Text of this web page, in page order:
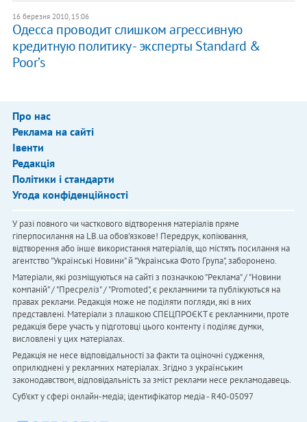
16 березня 2010, 15:06
Одесса проводит слишком агрессивную
кредитную политику - эксперты Standard &
Poor’s
Про нас
Реклама на сайті
Івенти
Редакція
Політики і стандарти
Угода конфіденційності
У разі повного чи часткового відтворення матеріалів пряме
гіперпосилання на LB.ua обов'язкове! Передрук, копіювання,
відтворення або інше використання матеріалів, що містять посилання на
агентство "Українськi Новини" й "Українська Фото Група", заборонено.
Матеріали, які розміщуються на сайті з позначкою "Реклама" / "Новини
компаній" / "Пресреліз" / "Promoted", є рекламними та публікуються на
правах реклами. Редакція може не поділяти погляди, які в них
представлені. Матеріали з плашкою СПЕЦПРОЄКТ є рекламними, проте
редакція бере участь у підготовці цього контенту і поділяє думки,
висловлені у цих матеріалах.
Редакція не несе відповідальності за факти та оціночні судження,
оприлюднені у рекламних матеріалах. Згідно з українським
законодавством, відповідальність за зміст реклами несе рекламодавець.
Cуб'єкт у сфері онлайн-медіа; ідентифікатор медіа - R40-05097